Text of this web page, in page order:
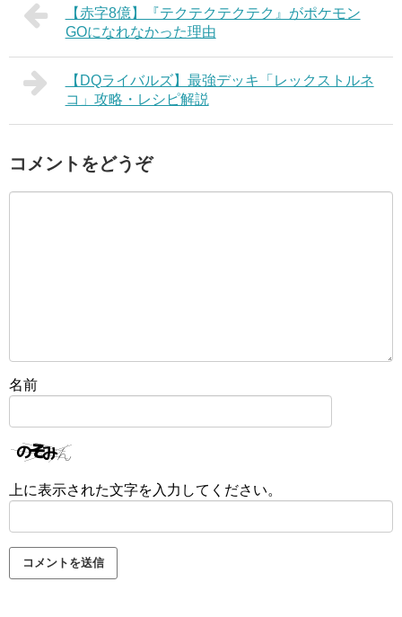
【赤字8億】『テクテクテクテク』がポケモン
GOになれなかった理由
【DQライバルズ】最強デッキ「レックストルネ
コ」攻略・レシピ解説
コメントをどうぞ
名前
上に表示された文字を入力してください。